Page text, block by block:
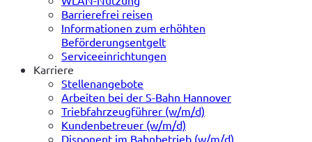
Barrierefrei reisen
Informationen zum erhöhten
Beförderungsentgelt
Serviceeinrichtungen
Karriere
Stellenangebote
Arbeiten bei der S-Bahn Hannover
Triebfahrzeugführer (w/m/d)
Kundenbetreuer (w/m/d)
Disponent im Bahnbetrieb (w/m/d)